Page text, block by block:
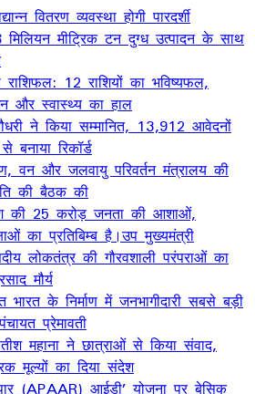
वितरण व्यवस्था होगी पारदर्शी
मीट्रिक टन दुग्ध उत्पादन के साथ
12 राशियों का भविष्यफल,
और स्वास्थ्य का हाल
ने किया सम्मानित, 13,912 आवेदनों
रिकॉर्ड
वन और जलवायु परिवर्तन मंत्रालय की
की बैठक की
की 25 करोड़ जनता की आशाओं,
का प्रतिबिम्ब है।उप मुख्यमंत्री
लोकतंत्र की गौरवशाली परंपराओं का
मौर्य
के निर्माण में जनभागीदारी सबसे बड़ी
प्रेमावती
महाना ने छात्राओं से किया संवाद,
मूल्यों का दिया संदेश